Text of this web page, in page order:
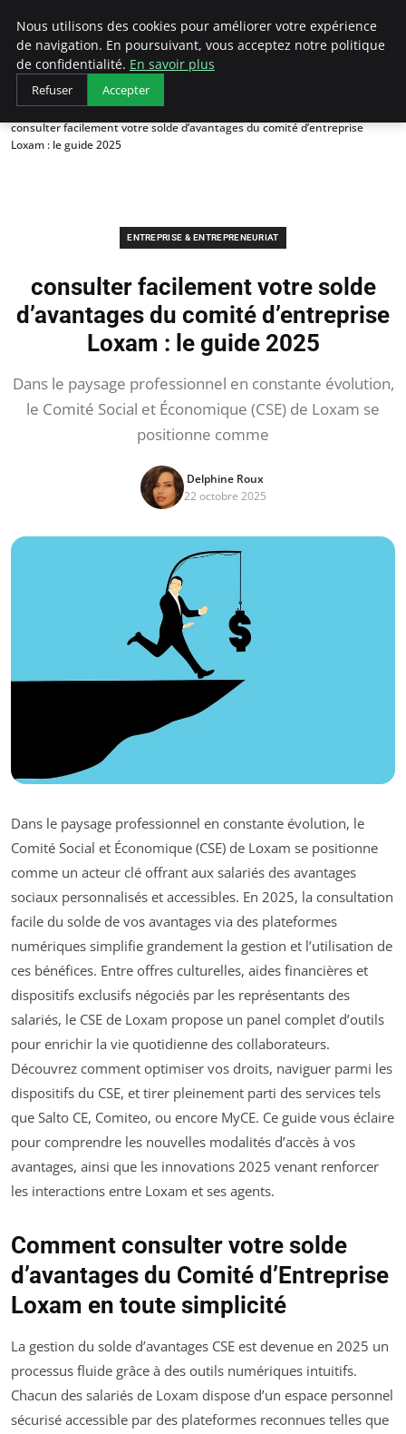
LECFCM
Accueil
Entreprise & Entrepreneuriat
consulter facilement votre solde d’avantages du comité d’entreprise
Loxam : le guide 2025
ENTREPRISE & ENTREPRENEURIAT
consulter facilement votre solde
d’avantages du comité d’entreprise
Loxam : le guide 2025
Dans le paysage professionnel en constante évolution,
le Comité Social et Économique (CSE) de Loxam se
positionne comme
Delphine Roux
22 octobre 2025
Dans le paysage professionnel en constante évolution, le
Comité Social et Économique (CSE) de Loxam se positionne
comme un acteur clé offrant aux salariés des avantages
sociaux personnalisés et accessibles. En 2025, la consultation
facile du solde de vos avantages via des plateformes
numériques simplifie grandement la gestion et l’utilisation de
ces bénéfices. Entre offres culturelles, aides financières et
dispositifs exclusifs négociés par les représentants des
salariés, le CSE de Loxam propose un panel complet d’outils
pour enrichir la vie quotidienne des collaborateurs.
Découvrez comment optimiser vos droits, naviguer parmi les
dispositifs du CSE, et tirer pleinement parti des services tels
que Salto CE, Comiteo, ou encore MyCE. Ce guide vous éclaire
pour comprendre les nouvelles modalités d’accès à vos
avantages, ainsi que les innovations 2025 venant renforcer
les interactions entre Loxam et ses agents.
Comment consulter votre solde
d’avantages du Comité d’Entreprise
Loxam en toute simplicité
La gestion du solde d’avantages CSE est devenue en 2025 un
processus fluide grâce à des outils numériques intuitifs.
Chacun des salariés de Loxam dispose d’un espace personnel
sécurisé accessible par des plateformes reconnues telles que
Nous utilisons des cookies pour améliorer votre expérience
de navigation. En poursuivant, vous acceptez notre politique
de confidentialité. En savoir plus
Refuser Accepter